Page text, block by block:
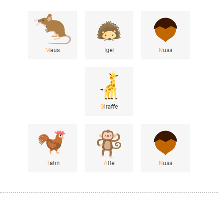
Maus gel Nuss
Giraffe
Hahn Affe Nuss